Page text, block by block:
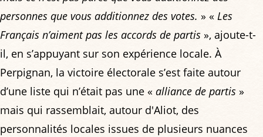
personnes que vous additionnez des votes. » « Les
Français n’aiment pas les accords de partis », ajoute-t-
il, en s’appuyant sur son expérience locale. À
Perpignan, la victoire électorale s’est faite autour
d’une liste qui n’était pas une « alliance de partis »
mais qui rassemblait, autour d'Aliot, des
personnalités locales issues de plusieurs nuances